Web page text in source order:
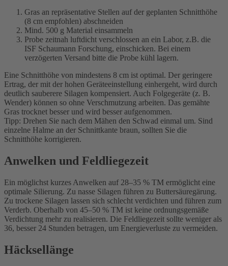
Gras an repräsentative Stellen auf der geplanten Schnitthöhe
(8 cm empfohlen) abschneiden
Mind. 500 g Material einsammeln
Probe zeitnah luftdicht verschlossen an ein Labor, z.B. die
ISF Schaumann Forschung, einschicken. Bei einem
verzögerten Versand bitte die Probe kühl lagern.
Eine Schnitthöhe von mindestens 8 cm ist optimal. Der geringere
Ertrag, der mit der hohen Geräteeinstellung einhergeht, wird durch
deutlich sauberere Silagen kompensiert. Auch Folgegeräte (z. B.
Wender) können so ohne Verschmutzung arbeiten. Das gemähte
Gras trocknet besser und wird besser aufgenommen.
Tipp: Drehen Sie nach dem Mähen den Schwad einmal um. Sind
einzelne Halme an der Schnittkante braun, sollten Sie die
Schnitthöhe korrigieren.
Anwelken und Feldliegezeit
Ein möglichst kurzes Anwelken auf 28–35 % TM ermöglicht eine
optimale Silierung. Zu nasse Silagen führen zu Buttersäuregärung.
Zu trockene Silagen lassen sich schlecht verdichten und führen zum
Verderb. Oberhalb von 45–50 % TM ist keine ordnungsgemäße
Verdichtung mehr zu realisieren. Die Feldliegezeit sollte weniger als
36, besser 24 Stunden betragen, um Energieverluste zu vermeiden.
Häcksellänge